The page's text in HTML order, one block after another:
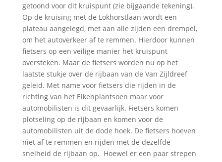
getoond voor dit kruispunt (zie bijgaande tekening).
Op de kruising met de Lokhorstlaan wordt een
plateau aangelegd, met aan alle zijden een drempel,
om het autoverkeer af te remmen. Hierdoor kunnen
fietsers op een veilige manier het kruispunt
oversteken. Maar de fietsers worden nu op het
laatste stukje over de rijbaan van de Van Zijldreef
geleid. Met name voor fietsers die rijden in de
richting van het Eikenplantsoen maar voor
automobilisten is dit gevaarlijk. Fietsers komen
plotseling op de rijbaan en komen voor de
automobilisten uit de dode hoek. De fietsers hoeven
niet af te remmen en rijden met de dezelfde
snelheid de rijbaan op. Hoewel er een paar strepen